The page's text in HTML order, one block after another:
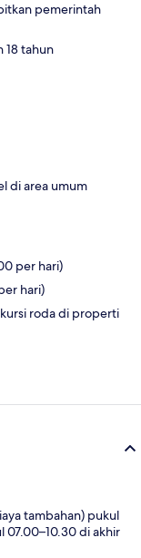
pemerintah
18 tahun
di area umum
per hari)
hari)
roda di properti
tambahan) pukul
07.00–10.30 di akhir